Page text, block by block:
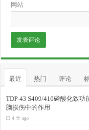
网站
最近 热门 评论
TDP-43 S409/410磷酸化致
脑损伤中的作用
4 天 ago